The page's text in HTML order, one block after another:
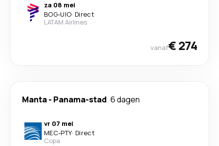
za 08 mei
BOG-UIO· Direct
LATAM Airlines
vanaf€ 274
Manta- Panama-stad 6 dagen
vr 07 mei
MEC-PTY· Direct
Copa